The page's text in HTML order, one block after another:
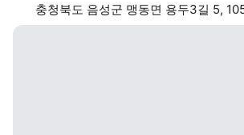
충청북도 음성군 맹동면 용두3길 5,